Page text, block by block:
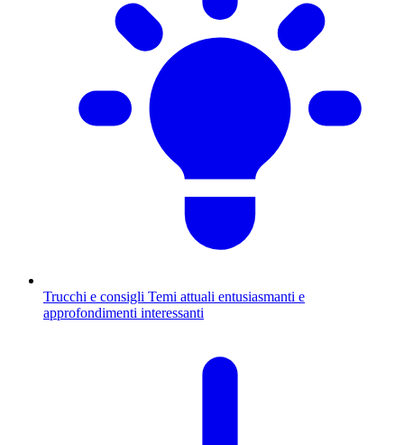
Trucchi e consigli Temi attuali entusiasmanti e
approfondimenti interessanti